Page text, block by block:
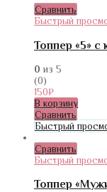
Сравнить
Быстрый
Топпер «5» с
0 из 5
(0)
150₽
В корзину
Сравнить
Быстрый
Сравнить
Быстрый
Топпер